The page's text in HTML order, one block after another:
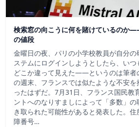
検索窓の向こうに何を賭けているのか
の値段
金曜日の夜、パリの小学校教員が自分
ステムにログインしようとしたら、い
どこか違って見えた——というのは筆者
の週末、フランスでは似たような不安
ったはずだ。7月31日、フランス国民教
ントへのなりすましによって「多数」
き取られた可能性があると発表した。
障番号…